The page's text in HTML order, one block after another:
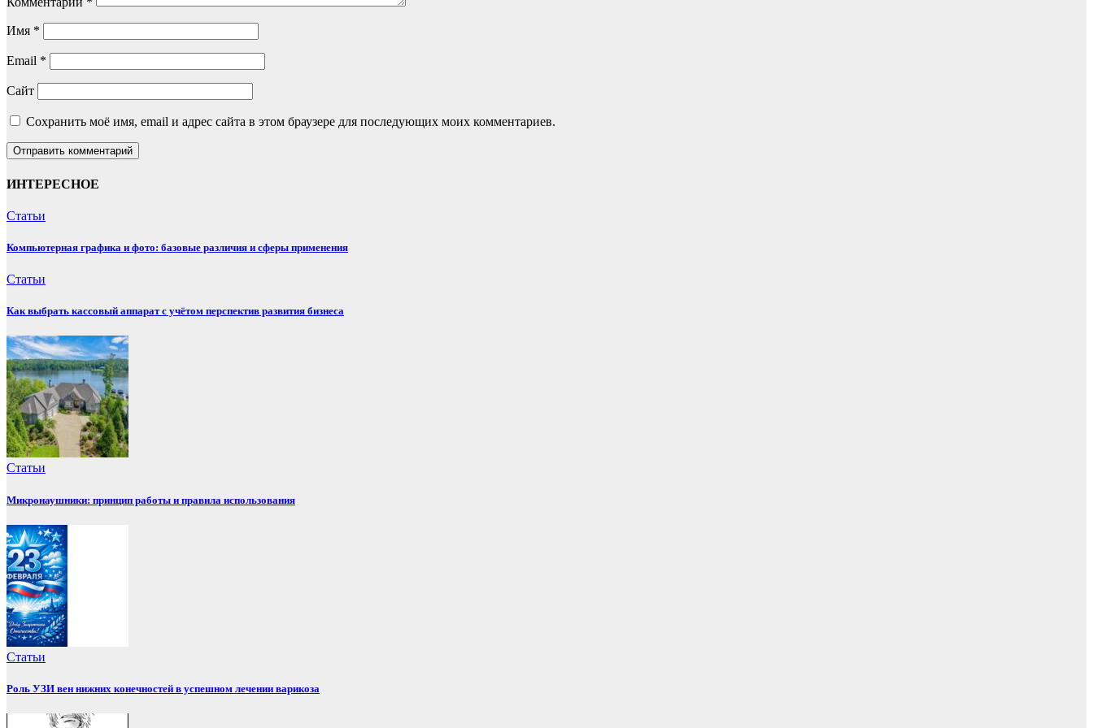
Имя *
Email *
Сайт
Сохранить моё имя, email и адрес сайта в этом браузере для последующих моих комментариев.
ИНТЕРЕСНОЕ
Статьи
Компьютерная графика и фото: базовые различия и сферы применения
Статьи
Как выбрать кассовый аппарат с учётом перспектив развития бизнеса
Статьи
Микронаушники: принцип работы и правила использования
Статьи
Роль УЗИ вен нижних конечностей в успешном лечении варикоза